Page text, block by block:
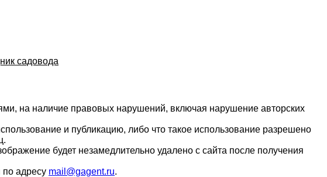
садовода
на наличие правовых нарушений, включая нарушение авторских
и публикацию, либо что такое использование разрешено
будет незамедлительно удалено с сайта после получения
по адресу mail@gagent.ru.